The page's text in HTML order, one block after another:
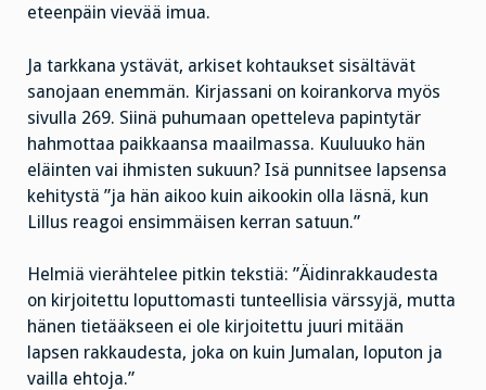
eteenpäin vievää imua.
Ja tarkkana ystävät, arkiset kohtaukset sisältävät
sanojaan enemmän. Kirjassani on koirankorva myös
sivulla 269. Siinä puhumaan opetteleva papintytär
hahmottaa paikkaansa maailmassa. Kuuluuko hän
eläinten vai ihmisten sukuun? Isä punnitsee lapsensa
kehitystä ”ja hän aikoo kuin aikookin olla läsnä, kun
Lillus reagoi ensimmäisen kerran satuun.”
Helmiä vierähtelee pitkin tekstiä: ”Äidinrakkaudesta
on kirjoitettu loputtomasti tunteellisia värssyjä, mutta
hänen tietääkseen ei ole kirjoitettu juuri mitään
lapsen rakkaudesta, joka on kuin Jumalan, loputon ja
vailla ehtoja.”